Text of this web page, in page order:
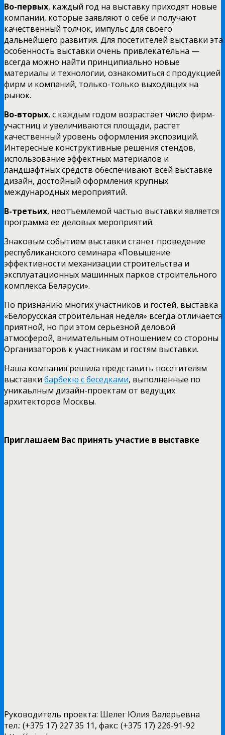
Во-первых, каждый год на выставку приходят новые
компании, которые заявляют о себе и получают
качественный толчок, импульс для своего
дальнейшего развития. Для посетителей выставки эта
особенность выставки очень привлекательна —
всегда можно найти принципиально новые
материалы и технологии, ознакомиться с продукцией
фирм и компаний, только-только выходящих на
рынок.
Во-вторых, с каждым годом возрастает число фирм-
участниц и увеличиваются площади, растет
качественный уровень оформления экспозиций.
Интересные конструктивные решения стендов,
использование эффектных материалов и
ландшафтных средств обеспечивают всей выставке
дизайн, достойный оформления крупных
международных мероприятий.
В-третьих, неотъемлемой частью выставки является
программа ее деловых мероприятий.
Знаковым событием выставки станет проведение
республиканского семинара «Повышение
эффективности механизации строительства и
эксплуатационных машинных парков строительного
комплекса Беларуси».
По признанию многих участников и гостей, выставка
«Белорусская строительная неделя» всегда отличается
приятной, но при этом серьезной деловой
атмосферой, внимательным отношением со стороны
Организаторов к участникам и гостям выставки.
Наша компания решила представить посетителям
выставки барбекю с беседками, выполненные по
уникаьлным дизайн-проектам от ведущих
архитекторов Москвы.
Приглашаем Вас принять участие в выставке
Руководитель проекта: Шелег Юлия Валерьевна
тел.: (+375 17) 227 35 11, факс: (+375 17) 226-91-92